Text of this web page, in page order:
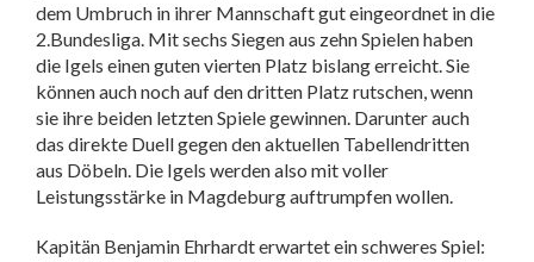
dem Umbruch in ihrer Mannschaft gut eingeordnet in die
2.Bundesliga. Mit sechs Siegen aus zehn Spielen haben
die Igels einen guten vierten Platz bislang erreicht. Sie
können auch noch auf den dritten Platz rutschen, wenn
sie ihre beiden letzten Spiele gewinnen. Darunter auch
das direkte Duell gegen den aktuellen Tabellendritten
aus Döbeln. Die Igels werden also mit voller
Leistungsstärke in Magdeburg auftrumpfen wollen.
Kapitän Benjamin Ehrhardt erwartet ein schweres Spiel: